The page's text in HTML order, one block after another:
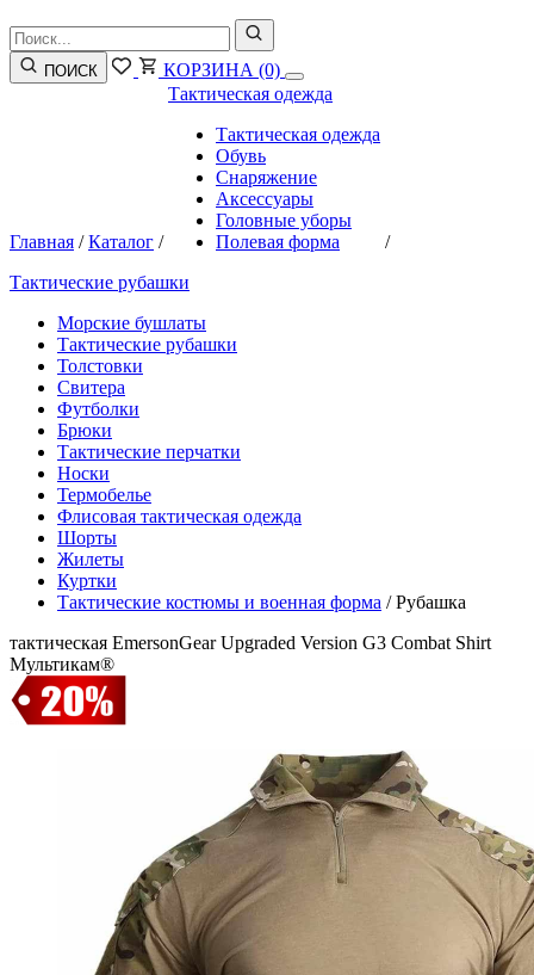
ПОИСК КОРЗИНА (0)
Главная /Каталог /
Тактическая одежда
Тактическая одежда
Обувь
Снаряжение
Аксессуары
Головные уборы
Полевая форма
/
Тактические рубашки
Морские бушлаты
Тактические рубашки
Толстовки
Свитера
Футболки
Брюки
Тактические перчатки
Носки
Термобелье
Флисовая тактическая одежда
Шорты
Жилеты
Куртки
Тактические костюмы и военная форма /Рубашка
тактическая EmersonGear Upgraded Version G3 Combat Shirt
Мультикам®